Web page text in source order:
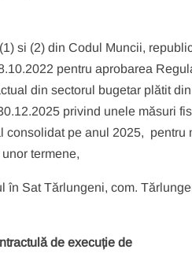
si (2) din Codul Muncii,
pentru aprobarea
din sectorul bugetar plătit
privind unele măsuri
consolidat pe anul 2025, pentru
termene,
Sat Tărlungeni, com.
de execuție de